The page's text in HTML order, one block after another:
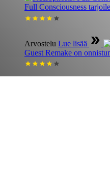
Full Consciousness
Arvostelu Lue lisää
Guest Remake on